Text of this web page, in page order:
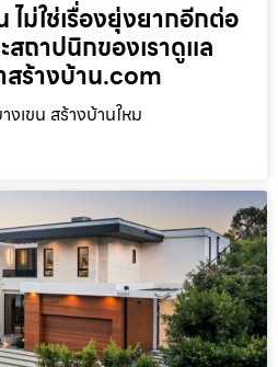
ไม่ใช่เรื่องยุ่งยากอีกต่อ
สถาปนิกของเราดูแล
ร้างบ้าน.com
เขน สร้างบ้านใหม